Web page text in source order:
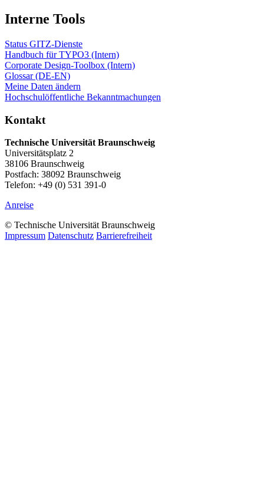
Interne Tools
Status GITZ-Dienste
Handbuch für TYPO3 (Intern)
Corporate Design-Toolbox (Intern)
Glossar (DE-EN)
Meine Daten ändern
Hochschulöffentliche Bekanntmachungen
Kontakt
Technische Universität Braunschweig
Universitätsplatz 2
38106 Braunschweig
Postfach: 38092 Braunschweig
Telefon: +49 (0) 531 391-0
Anreise
© Technische Universität Braunschweig
Impressum Datenschutz Barrierefreiheit